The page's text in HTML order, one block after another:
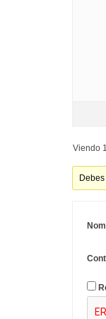
Viendo